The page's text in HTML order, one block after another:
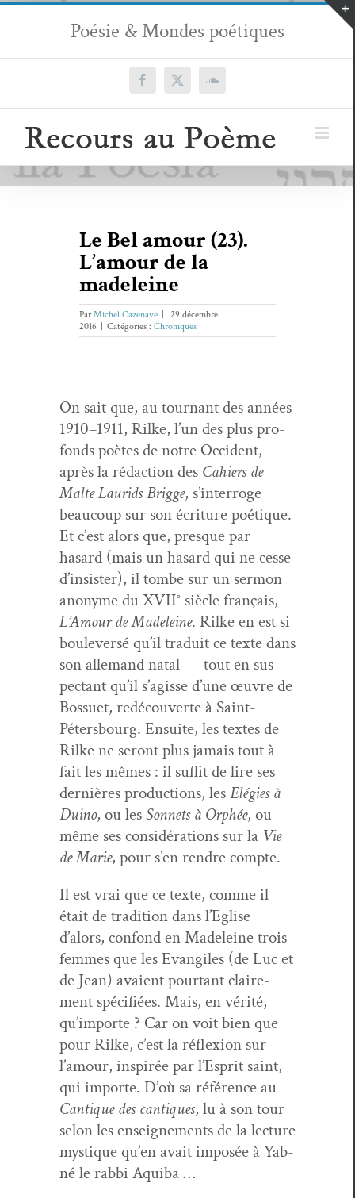
Passer
contenu
Poésie & Mondes poétiques
Facebook
X SoundCloud
Le Bel amour (23).
L’amour de la
madeleine
ParMichel Cazenave
29 décembre
2016
Catégories : Chroniques
On sait que, au tour­nant des années
1910–1911, Rilke, l’un des plus pro­
fonds poètes de notre Occi­dent,
après la rédac­tion des Cahiers de
Malte Lau­rids Brigge, s’interroge
beau­coup sur son écri­t­ure poé­tique.
Et c’est alors que, presque par
hasard (mais un hasard qui ne cesse
d’insister), il tombe sur un ser­mon
anonyme du XVII° siè­cle français,
L’Amour de Madeleine. Rilke en est si
boulever­sé qu’il traduit ce texte dans
son alle­mand natal — tout en sus­
pec­tant qu’il s’agisse d’une œuvre de
Bossuet, redé­cou­verte à Saint-
Péters­bourg. Ensuite, les textes de
Rilke ne seront plus jamais tout à
fait les mêmes : il suf­fit de lire ses
dernières pro­duc­tions, lesElé­gies à
Duino, ou les Son­nets à Orphée, ou
même ses con­sid­éra­tions sur la Vie
de Marie, pour s’en ren­dre compte.
Il est vrai que ce texte, comme il
était de tra­di­tion dans l’Eglise
d’alors, con­fond en Madeleine trois
femmes que les Evangiles (de Luc et
de Jean) avaient pour­tant claire­
ment spé­ci­fiées. Mais, en vérité,
qu’importe ? Car on voit bien que
pour Rilke, c’est la réflex­ion sur
l’amour, inspirée par l’Esprit saint,
qui importe. D’où sa référence au
Can­tique des can­tiques, lu à son tour
selon les enseigne­ments de la lec­ture
mys­tique qu’en avait imposée à Yab­
né le rab­bi Aquiba …